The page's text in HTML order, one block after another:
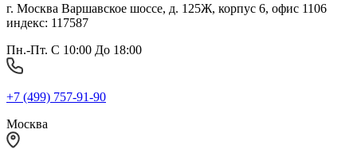
г. Москва Варшавское шоссе, д. 125Ж, корпус 6, офис 1106
индекс: 117587
Пн.-Пт. С 10:00 До 18:00
+7 (499) 757-91-90
Москва